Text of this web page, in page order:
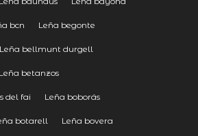
bcn Leña begonte
Leña bellmunt durgell
Leña betanzos
del fai Leña boborás
botarell Leña bovera